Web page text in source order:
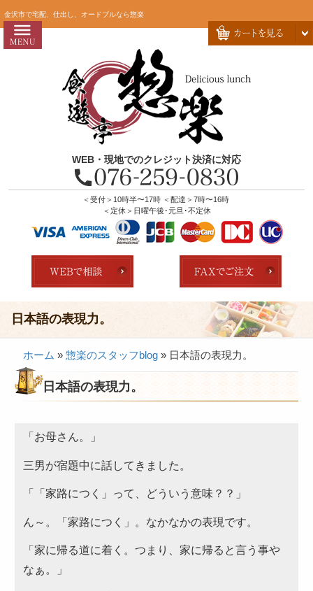
金沢市で宅配、仕出し、オードブルなら惣楽
WEB・現地でのクレジット決済に対応
＜受付＞10時半〜17時 ＜配達＞7時〜16時
＜定休＞日曜午後･元旦･不定休
HOME
惣楽のこだわり
配達エリア・注文方法
店舗の紹介
接客・おもてなし弁当
製薬会社様向け弁当
イベント弁当
法事・法要仕出し
慶事・お祝い仕出し
大皿料理・オードブル
旅行会社様向け弁当
パーティー・宴会
日本語の表現力。
ホーム » 惣楽のスタッフblog» 日本語の表現力。
日本語の表現力。
「お母さん。」
三男が宿題中に話してきました。
「「家路につく」って、どういう意味？？」
ん～。「家路につく」。なかなかの表現です。
「家に帰る道に着く。つまり、家に帰ると言う事や
なぁ。」